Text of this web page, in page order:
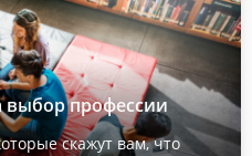
профессии
скажут вам, что